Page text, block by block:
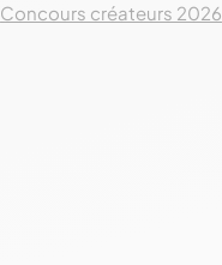
Concours créateurs 2026